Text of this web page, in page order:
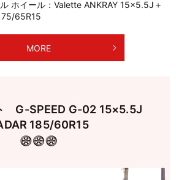
ホイール：Valette ANKRAY 15×5.5J＋
65R15
MORE
G-SPEED G-02 15×5.5J
185/60R15